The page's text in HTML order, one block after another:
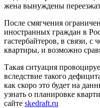
жена вынуждены
После смягчения
иностранных граждан в
гастербайтеров, в связи, с
квартиры, и возможно
Такая ситуация
вследствие такого
как скоро это будет на
узнать о планировке
сайте skedraft.ru